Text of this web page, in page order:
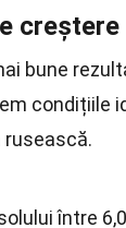
creștere
bune
condițiile
între